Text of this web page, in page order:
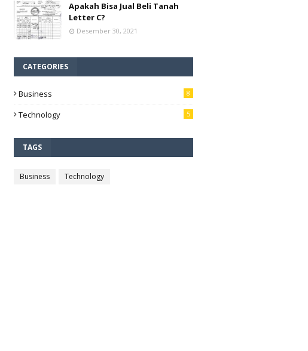
Apakah Bisa Jual Beli Tanah
Letter C?
Desember 30, 2021
CATEGORIES
Business 8
Technology 5
TAGS
Business Technology